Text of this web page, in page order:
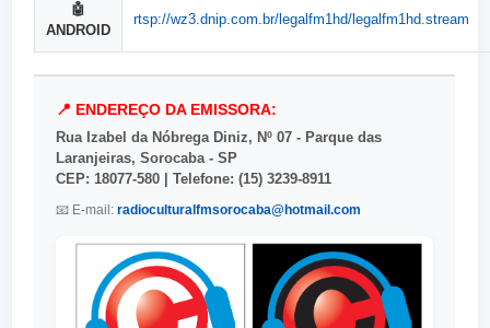
🤖
ANDROID
rtsp://wz3.dnip.com.br/legalfm1hd/legalfm1hd.stream
📍 ENDEREÇO DA EMISSORA:
Rua Izabel da Nóbrega Diniz, Nº 07 - Parque das
Laranjeiras, Sorocaba - SP
CEP: 18077-580 | Telefone: (15) 3239-8911
📧 E-mail:radioculturalfmsorocaba@hotmail.com